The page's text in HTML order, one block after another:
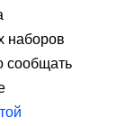
наборов
сообщать